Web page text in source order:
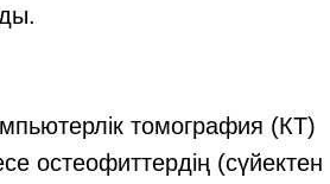
томография (КТ)
остеофиттердің (сүйектен